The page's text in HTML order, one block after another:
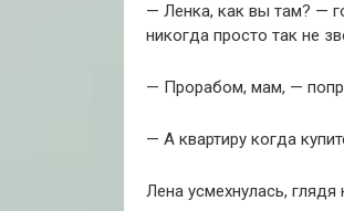
— Ленка, как вы там? —
никогда просто так не
— Прорабом, мам, —
— А квартиру когда
Лена усмехнулась,